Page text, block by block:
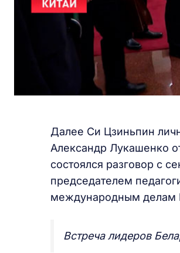
Далее Си Цзиньпин
Александр Лукашенко
состоялся разговор с
председателем
международным делам
Встреча лидеров